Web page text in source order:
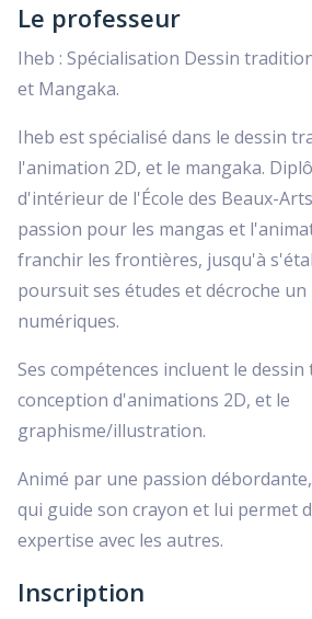
Le professeur
Iheb : Spécialisation Dessin
et Mangaka.
Iheb est spécialisé dans le dessin
l'animation 2D, et le mangaka.
d'intérieur de l'École des Beaux-
passion pour les mangas et
franchir les frontières, jusqu'à
poursuit ses études et décroche
numériques.
Ses compétences incluent le
conception d'animations 2D, et le
graphisme/illustration.
Animé par une passion
qui guide son crayon et lui permet
expertise avec les autres.
Inscription